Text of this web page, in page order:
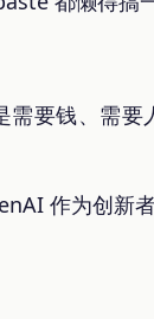
需要钱、需
作为创新